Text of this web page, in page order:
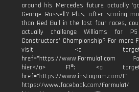
around his Mercedes future actually
George Russell? Plus, after scoring
than Red Bull in the last four races,
actually challenge Williams for
Constructors’ Championship? For more
visit <a
href="https://www.Formula1.com
hier</a> F1®: <a
href="https://www.instagram.com/F1
https://www.facebook.com/Formula1/